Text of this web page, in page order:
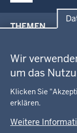
Wir
um das
Klicken Sie
erklären.
Weitere
in
Fußzeile
THEMEN
Gesundheit und
Kommunales,
Ordnung und
Schule und Bildung
Wirtschaft und
GEOBASIS NRW
Ausbildung und
Geodaten-
Neues
Produkte und
Amtsblatt
Behördenleitung